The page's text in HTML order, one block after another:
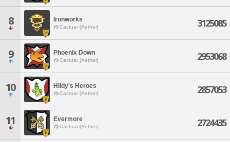
8 Ironworks
Cactuar [Aether] 3125085
9 Phoenix Down
Cactuar [Aether] 2953068
10 Hildy's Heroes
Cactuar [Aether] 2857053
11 Evermore
Cactuar [Aether] 2724435